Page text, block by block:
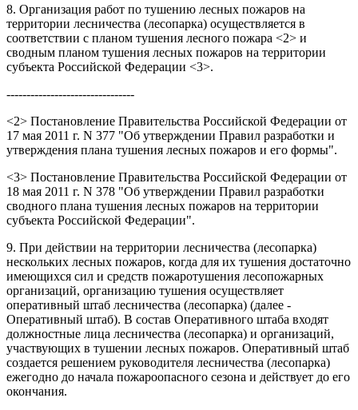
8. Организация работ по тушению лесных пожаров на
территории лесничества (лесопарка) осуществляется в
соответствии с планом тушения лесного пожара <2> и
сводным планом тушения лесных пожаров на территории
субъекта Российской Федерации <3>.
--------------------------------
<2> Постановление Правительства Российской Федерации от
17 мая 2011 г. N 377 "Об утверждении Правил разработки и
утверждения плана тушения лесных пожаров и его формы".
<3> Постановление Правительства Российской Федерации от
18 мая 2011 г. N 378 "Об утверждении Правил разработки
сводного плана тушения лесных пожаров на территории
субъекта Российской Федерации".
9. При действии на территории лесничества (лесопарка)
нескольких лесных пожаров, когда для их тушения достаточно
имеющихся сил и средств пожаротушения лесопожарных
организаций, организацию тушения осуществляет
оперативный штаб лесничества (лесопарка) (далее -
Оперативный штаб). В состав Оперативного штаба входят
должностные лица лесничества (лесопарка) и организаций,
участвующих в тушении лесных пожаров. Оперативный штаб
создается решением руководителя лесничества (лесопарка)
ежегодно до начала пожароопасного сезона и действует до его
окончания.